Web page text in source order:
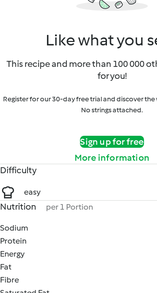
Like what you
This recipe and more than 100 000
for you!
Register for our 30-day free trial and discover
No strings attached.
Sign up for free
More information
Difficulty
easy
Nutrition per 1 Portion
Sodium
Protein
Energy
Fat
Fibre